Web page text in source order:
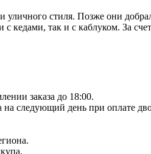
стиля. Позже они
так и с каблуком. За
заказа до 18:00.
на следующий день при оплате